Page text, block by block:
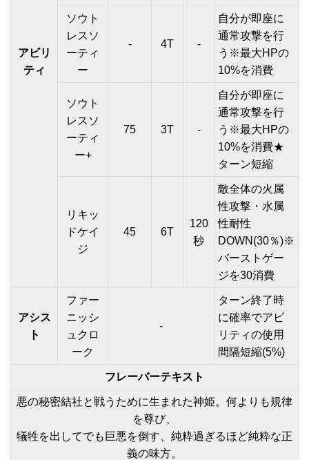
アビリ
ティ
ソウト
レスソ
ーティ
ー
- 4T -
自分が即座に
通常攻撃を行
う※最大HPの
10%を消費
ソウト
レスソ
ーティ
ー+
75 3T -
自分が即座に
通常攻撃を行
う※最大HPの
10%を消費★
ターン短縮
リキッ
ドケイ
ジ
45 6T
120
秒
敵全体の火属
性攻撃・水属
性耐性
DOWN(30％)※
バーストゲー
ジを30消費
アシス
ト
ファー
ニッシ
ュクロ
ーク
-
ターン終了時
に確率でアビ
リティの使用
間隔短縮(5%)
フレーバーテキスト
悪の秘密結社と戦うために生まれた神姫。何よりも規律
を尊び、
犠牲を出してでも巨悪を倒す、純粋過ぎるほど純粋な正
義の味方。